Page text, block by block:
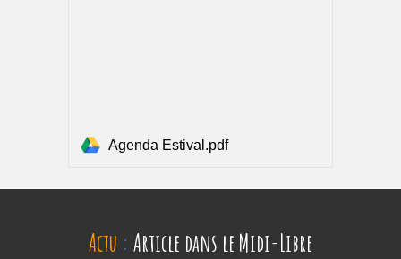
Agenda Estival.pdf
Actu : Article dans le Midi-Libre